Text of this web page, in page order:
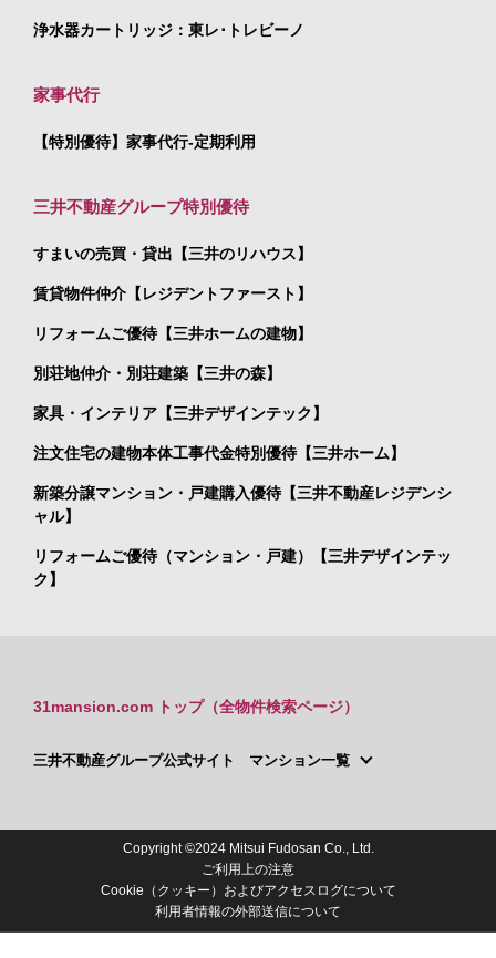
浄水器カートリッジ：東レ･トレビーノ
家事代行
【特別優待】家事代行-定期利用
三井不動産グループ特別優待
すまいの売買・貸出【三井のリハウス】
賃貸物件仲介【レジデントファースト】
リフォームご優待【三井ホームの建物】
別荘地仲介・別荘建築【三井の森】
家具・インテリア【三井デザインテック】
注文住宅の建物本体工事代金特別優待【三井ホーム】
新築分譲マンション・戸建購入優待【三井不動産レジデンシ
ャル】
リフォームご優待（マンション・戸建）【三井デザインテッ
ク】
31mansion.com トップ（全物件検索ページ）
三井不動産グループ公式サイト マンション一覧
Copyright ©2024 Mitsui Fudosan Co., Ltd.
ご利用上の注意
Cookie（クッキー）およびアクセスログについて
利用者情報の外部送信について